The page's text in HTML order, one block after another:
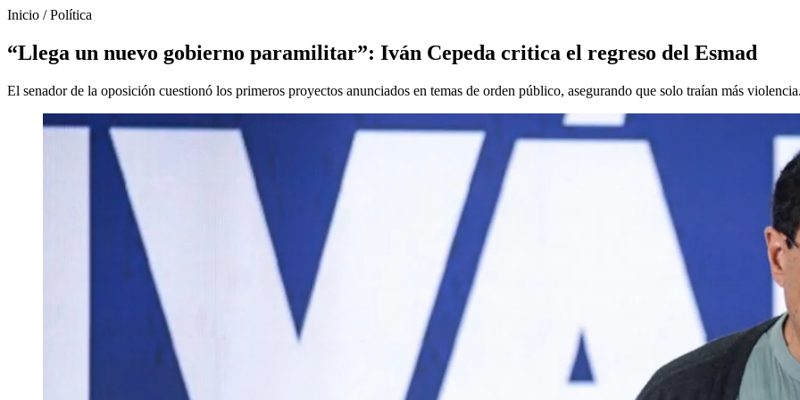
Inicio /Política
“Llega un nuevo gobierno paramilitar”: Iván Cepeda critica el regreso del Esmad
El senador de la oposición cuestionó los primeros proyectos anunciados en temas de orden público, asegurando que solo traían más